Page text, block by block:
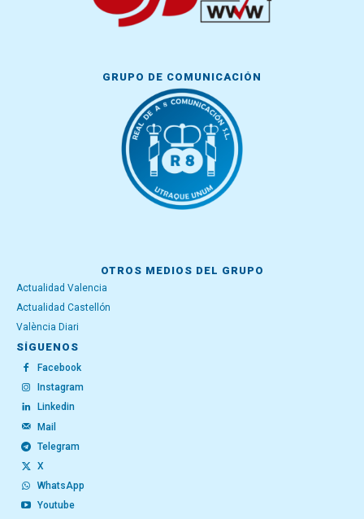
GRUPO DE COMUNICACIÓN
OTROS MEDIOS DEL GRUPO
Actualidad Valencia
Actualidad Castellón
València Diari
SÍGUENOS
Facebook
Instagram
Linkedin
Mail
Telegram
X
WhatsApp
Youtube